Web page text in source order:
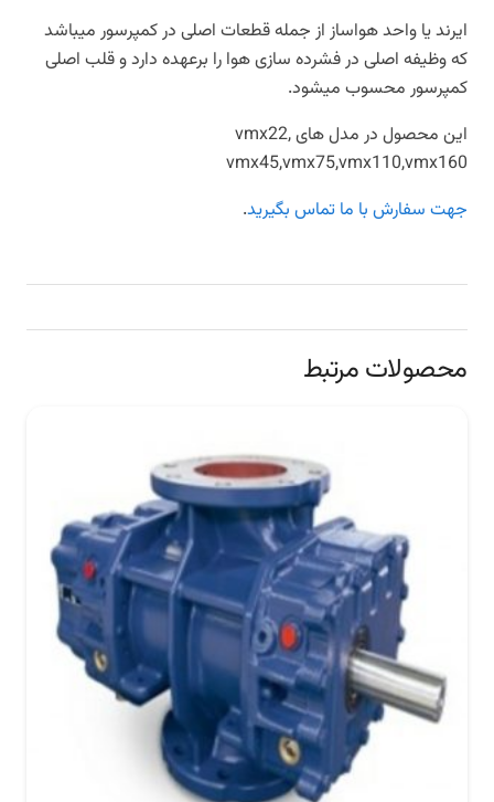
ایرند یا واحد هواساز از جمله قطعات اصلی در کمپرسور میباشد
که وظیفه اصلی در فشرده سازی هوا را برعهده دارد و قلب اصلی
کمپرسور محسوب میشود.
این محصول در مدل های vmx22,
vmx45,vmx75,vmx110,vmx160
جهت سفارش با ما تماس بگیرید.
محصولات مرتبط